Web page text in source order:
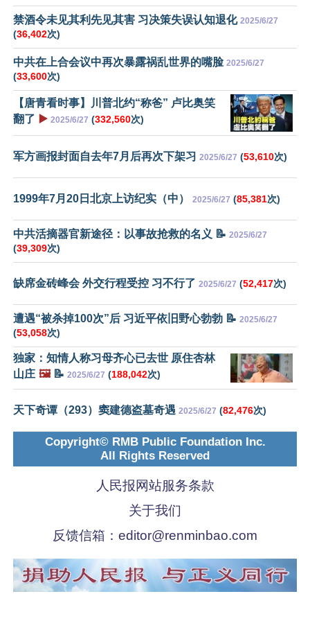
禁酒令未见其利先见其害 习决策失误认知退化 2025/6/27
(36,402次)
中共在上合会议中再次暴露祸乱世界的嘴脸 2025/6/27
(33,600次)
【唐青看时事】川普北约“称爸” 卢比奥笑
翻了 ▶️ 2025/6/27 (332,560次)
军方画报封面自去年7月后再次下架习 2025/6/27 (53,610次)
1999年7月20日北京上访纪实（中） 2025/6/27 (85,381次)
中共活摘器官新途径：以事故抢救的名义 📝 2025/6/27
(39,309次)
缺席金砖峰会 外交行程受控 习不行了 2025/6/27 (52,417次)
遭遇“被杀掉100次”后 习近平依旧野心勃勃 📝 2025/6/27
(53,058次)
独家：知情人称习母齐心已去世 原住杏林
山庄 🖼️📝 2025/6/27 (188,042次)
天下奇谭（293）窦建德盗墓奇遇 2025/6/27 (82,476次)
Copyright© RMB Public Foundation Inc.
All Rights Reserved
人民报网站服务条款
关于我们
反馈信箱： editor@renminbao.com